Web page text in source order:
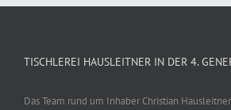
TISCHLEREI HAUSLEITNER IN DER 4.
Das Team rund um Inhaber Christian